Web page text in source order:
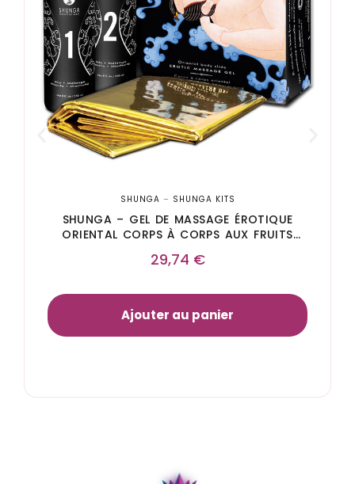
SHUNGA – SHUNGA KITS
SHUNGA – GEL DE MASSAGE ÉROTIQUE
ORIENTAL CORPS À CORPS AUX FRUITS
29,74 €
Ajouter au panier